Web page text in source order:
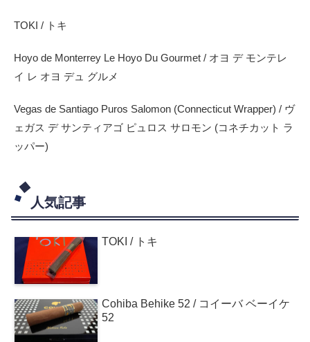
TOKI / トキ
Hoyo de Monterrey Le Hoyo Du Gourmet / オヨ デ モンテレ
イ レ オヨ デュ グルメ
Vegas de Santiago Puros Salomon (Connecticut Wrapper) / ヴ
ェガス デ サンティアゴ ピュロス サロモン (コネチカット ラ
ッパー)
人気記事
TOKI / トキ
Cohiba Behike 52 / コイーバ ベーイケ
52